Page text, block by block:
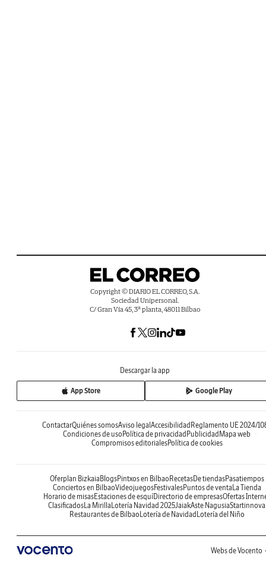
Copyright © DIARIO EL CORREO, S.A.
Sociedad Unipersonal.
C/ Gran Vía 45, 3ª planta, 48011 Bilbao
Descargar la app
App Store Google Play
ContactarQuiénes somosAviso legalAccesibilidadReglamento UE 2024/
Condiciones de usoPolítica de privacidadPublicidadMapa web
Compromisos editorialesPolítica de cookies
Oferplan BizkaiaBlogsPintxos en BilbaoRecetasDe tiendasPasatiempos
Conciertos en BilbaoVideojuegosFestivalesPuntos de ventaLa Tienda
Horario de misasEstaciones de esquíDirectorio de empresasOfertas
ClasificadosLa MirillaLotería Navidad 2025JaiakAste NagusiaStartinnova
Restaurantes de BilbaoLotería de NavidadLotería del Niño
Webs de Vocento